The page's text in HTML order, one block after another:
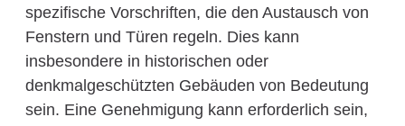
spezifische Vorschriften, die den Austausch von
Fenstern und Türen regeln. Dies kann
insbesondere in historischen oder
denkmalgeschützten Gebäuden von Bedeutung
sein. Eine Genehmigung kann erforderlich sein,